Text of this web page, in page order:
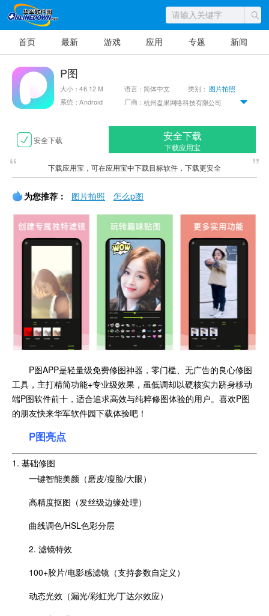
首页 最新 游戏 应用 专题 新闻
P图
大小：46.12 M 语言：简体中文 类别：图片拍照
系统：Android
厂商：杭州盘果网络科技有限公司
安全下载 安全下载
下载应用宝
下载应用宝，可在应用宝中下载目标软件，下载更安全
为您推荐： 图片拍照 怎么p图
P图APP是轻量级免费修图神器，零门槛、无广告的良心修图
工具，主打精简功能+专业级效果，虽低调却以硬核实力跻身移动
端P图软件前十，适合追求高效与纯粹修图体验的用户。喜欢P图
的朋友快来华军软件园下载体验吧！
P图亮点
1. 基础修图
一键智能美颜（磨皮/瘦脸/大眼）
高精度抠图（发丝级边缘处理）
曲线调色/HSL色彩分层
2. 滤镜特效
100+胶片/电影感滤镜（支持参数自定义）
动态光效（漏光/彩虹光/丁达尔效应）